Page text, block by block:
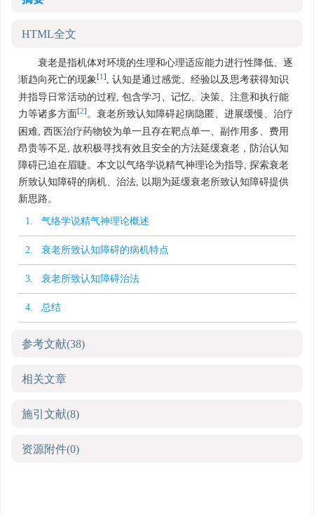
HTML全文
衰老是指机体对环境的生理和心理适应能力进行性降低、逐
渐趋向死亡的现象[1 ] , 认知是通过感觉、经验以及思考获得知识
并指导日常活动的过程, 包含学习、记忆、决策、注意和执行能
力等诸多方面[2] 。衰老所致认知障碍起病隐匿、进展缓慢、治疗
困难, 西医治疗药物较为单一且存在靶点单一、副作用多、费用
昂贵等不足, 故积极寻找有效且安全的方法延缓衰老，防治认知
障碍已迫在眉睫。本文以气络学说精气神理论为指导, 探索衰老
所致认知障碍的病机、治法, 以期为延缓衰老所致认知障碍提供
新思路。
1. 气络学说精气神理论概述
2. 衰老所致认知障碍的病机特点
3. 衰老所致认知障碍治法
4. 总结
参考文献(38)
相关文章
施引文献(8)
资源附件(0)